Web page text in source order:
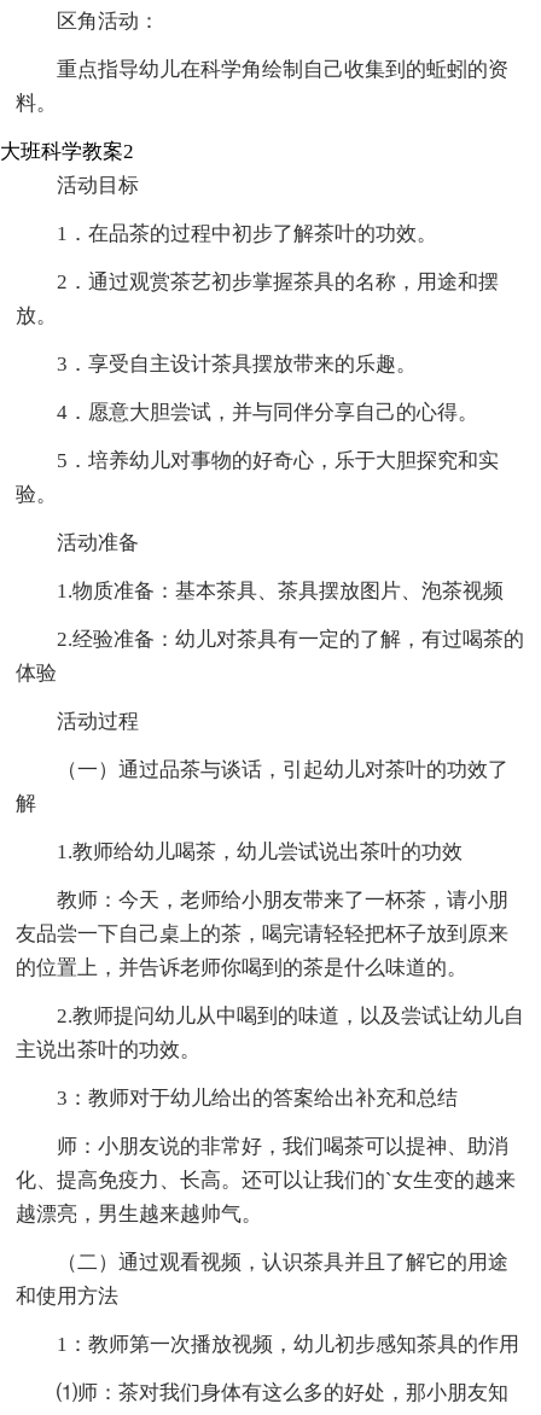
区角活动：
重点指导幼儿在科学角绘制自己收集到的蚯蚓的资
料。
大班科学教案2
活动目标
1．在品茶的过程中初步了解茶叶的功效。
2．通过观赏茶艺初步掌握茶具的名称，用途和摆
放。
3．享受自主设计茶具摆放带来的乐趣。
4．愿意大胆尝试，并与同伴分享自己的心得。
5．培养幼儿对事物的好奇心，乐于大胆探究和实
验。
活动准备
1.物质准备：基本茶具、茶具摆放图片、泡茶视频
2.经验准备：幼儿对茶具有一定的了解，有过喝茶的
体验
活动过程
（一）通过品茶与谈话，引起幼儿对茶叶的功效了
解
1.教师给幼儿喝茶，幼儿尝试说出茶叶的功效
教师：今天，老师给小朋友带来了一杯茶，请小朋
友品尝一下自己桌上的茶，喝完请轻轻把杯子放到原来
的位置上，并告诉老师你喝到的茶是什么味道的。
2.教师提问幼儿从中喝到的味道，以及尝试让幼儿自
主说出茶叶的功效。
3：教师对于幼儿给出的答案给出补充和总结
师：小朋友说的非常好，我们喝茶可以提神、助消
化、提高免疫力、长高。还可以让我们的`女生变的越来
越漂亮，男生越来越帅气。
（二）通过观看视频，认识茶具并且了解它的用途
和使用方法
1：教师第一次播放视频，幼儿初步感知茶具的作用
⑴师：茶对我们身体有这么多的好处，那小朋友知